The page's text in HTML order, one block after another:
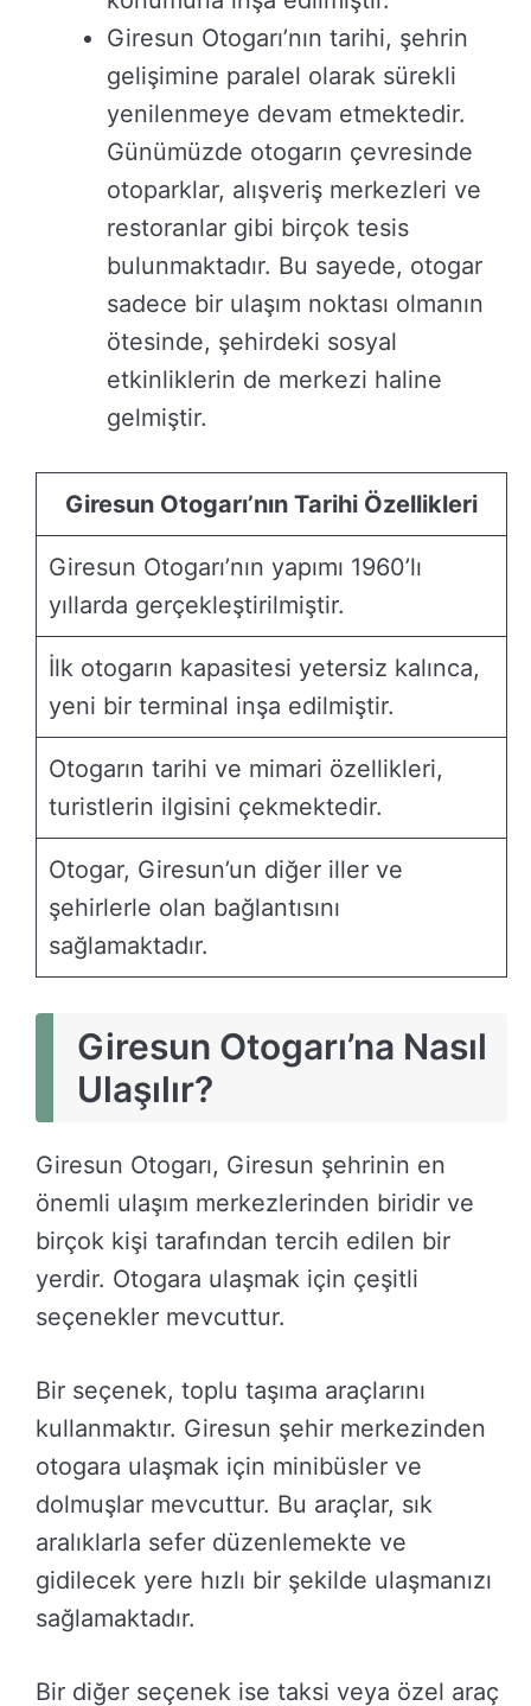
Giresun Otogarı’nın tarihi, şehrin
gelişimine paralel olarak sürekli
yenilenmeye devam etmektedir.
Günümüzde otogarın çevresinde
otoparklar, alışveriş merkezleri ve
restoranlar gibi birçok tesis
bulunmaktadır. Bu sayede, otogar
sadece bir ulaşım noktası olmanın
ötesinde, şehirdeki sosyal
etkinliklerin de merkezi haline
gelmiştir.
Giresun Otogarı’nın Tarihi Özellikleri
Giresun Otogarı’nın yapımı 1960’lı
yıllarda gerçekleştirilmiştir.
İlk otogarın kapasitesi yetersiz kalınca,
yeni bir terminal inşa edilmiştir.
Otogarın tarihi ve mimari özellikleri,
turistlerin ilgisini çekmektedir.
Otogar, Giresun’un diğer iller ve
şehirlerle olan bağlantısını
sağlamaktadır.
Giresun Otogarı’na Nasıl
Ulaşılır?
Giresun Otogarı, Giresun şehrinin en
önemli ulaşım merkezlerinden biridir ve
birçok kişi tarafından tercih edilen bir
yerdir. Otogara ulaşmak için çeşitli
seçenekler mevcuttur.
Bir seçenek, toplu taşıma araçlarını
kullanmaktır. Giresun şehir merkezinden
otogara ulaşmak için minibüsler ve
dolmuşlar mevcuttur. Bu araçlar, sık
aralıklarla sefer düzenlemekte ve
gidilecek yere hızlı bir şekilde ulaşmanızı
sağlamaktadır.
Bir diğer seçenek ise taksi veya özel araç